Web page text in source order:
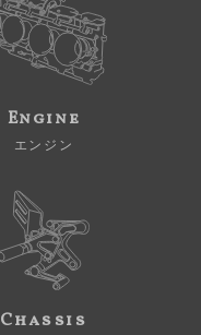
Engine
エンジン
Chassis